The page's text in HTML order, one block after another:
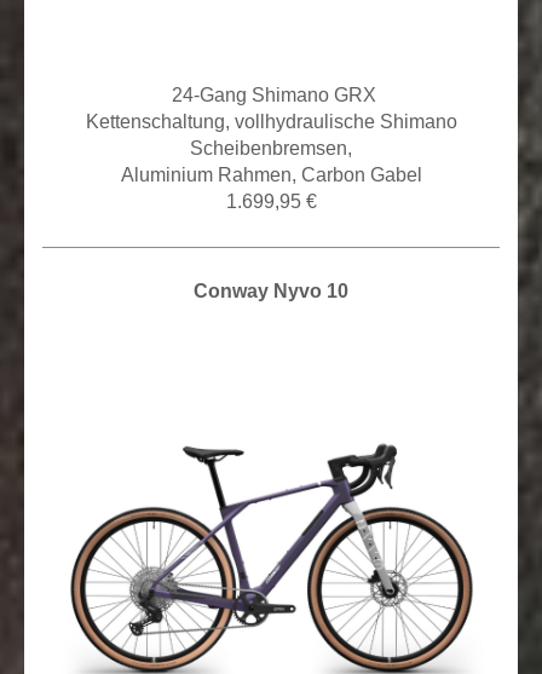
24-Gang Shimano GRX
Kettenschaltung, vollhydraulische Shimano
Scheibenbremsen,
Aluminium Rahmen, Carbon Gabel
1.699,95 €
Conway Nyvo 10